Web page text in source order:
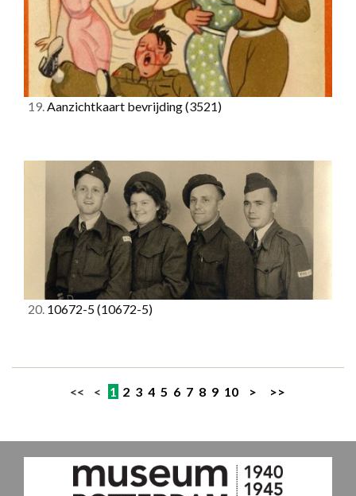
19.Aanzichtkaart bevrijding(3521)
20. 10672-5(10672-5)
<< < 1 2 3 4 5 6 7 8 9 10 > >>